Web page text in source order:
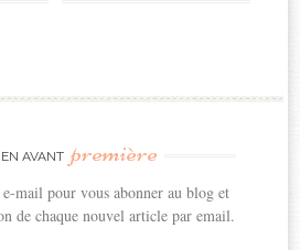
AVANT première
e-mail pour vous abonner au blog et
de chaque nouvel article par email.